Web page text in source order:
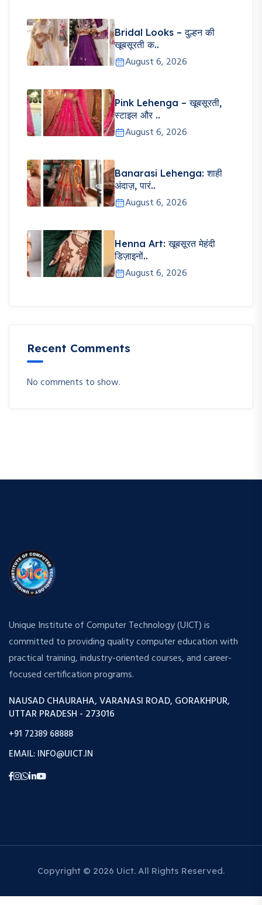
Bridal Looks – दुल्हन की
खूबसूरती क..
August 6, 2026
Pink Lehenga – खूबसूरती,
स्टाइल और ..
August 6, 2026
Banarasi Lehenga: शाही
अंदाज़, पारं..
August 6, 2026
Henna Art: खूबसूरत मेहंदी
डिज़ाइनों..
August 6, 2026
Recent Comments
No comments to show.
Unique Institute of Computer Technology (UICT) is
committed to providing quality computer education with
practical training, industry-oriented courses, and career-
focused certification programs.
NAUSAD CHAURAHA, VARANASI ROAD, GORAKHPUR,
UTTAR PRADESH - 273016
+91 72389 68888
EMAIL: INFO@UICT.IN
Copyright © 2026 Uict. All Rights Reserved.